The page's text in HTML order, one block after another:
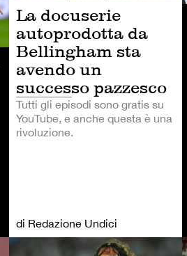
La docuserie
autoprodotta da
Bellingham sta
avendo un
successo pazzesco
Tutti gli episodi sono gratis su
YouTube, e anche questa è una
rivoluzione.
di Redazione Undici